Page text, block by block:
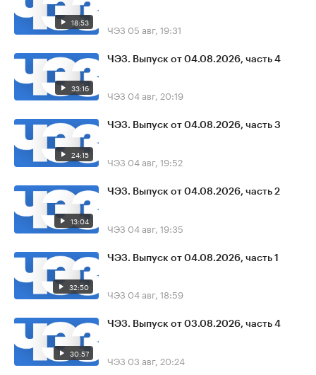
18:53 ЧЭЗ 05 авг, 19:31
33:16
ЧЭЗ. Выпуск от 04.08.2026, часть 4
ЧЭЗ 04 авг, 20:19
24:15
ЧЭЗ. Выпуск от 04.08.2026, часть 3
ЧЭЗ 04 авг, 19:52
13:04
ЧЭЗ. Выпуск от 04.08.2026, часть 2
ЧЭЗ 04 авг, 19:35
32:50
ЧЭЗ. Выпуск от 04.08.2026, часть 1
ЧЭЗ 04 авг, 18:59
30:57
ЧЭЗ. Выпуск от 03.08.2026, часть 4
ЧЭЗ 03 авг, 20:24